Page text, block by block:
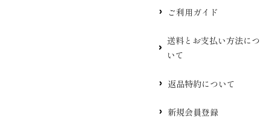
ご利用ガイド
送料とお支払い方法につ
いて
返品特約について
新規会員登録